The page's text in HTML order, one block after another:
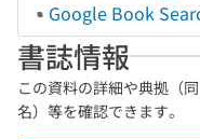
Google Book
書誌情報
この資料の詳細や典拠（
名）等を確認できます。